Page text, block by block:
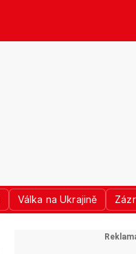
Válka na Ukrajině